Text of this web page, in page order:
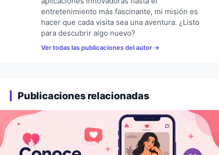
entretenimiento más fascinante, mi misión es
hacer que cada visita sea una aventura. ¿Listo
para descubrir algo nuevo?
Ver todas las publicaciones del autor
Publicaciones relacionadas